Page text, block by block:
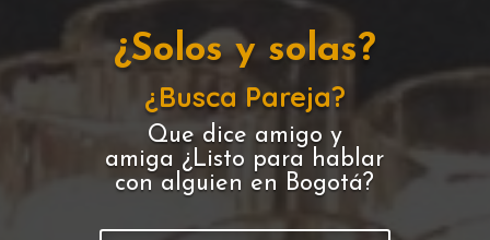
¿Solos y solas?
¿Busca Pareja?
Que dice amigo y
amiga ¿Listo para hablar
con alguien en Bogotá?